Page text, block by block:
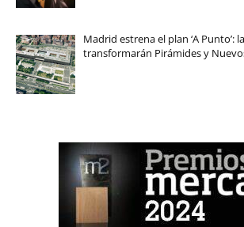
Madrid estrena el plan ‘A Punto’:
transformarán Pirámides y